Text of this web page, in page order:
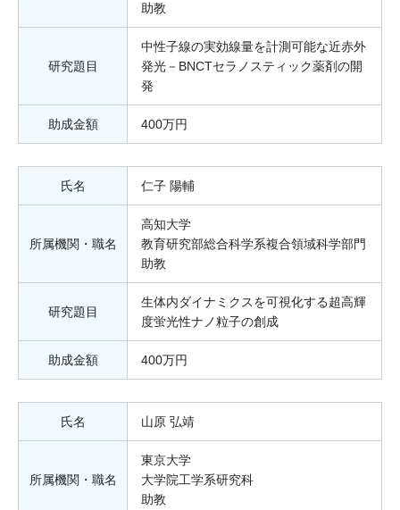
助教
研究題目
中性子線の実効線量を計測可能な近赤外
発光－BNCTセラノスティック薬剤の開
発
助成金額 400万円
氏名 仁子 陽輔
所属機関・職名
高知大学
教育研究部総合科学系複合領域科学部門
助教
研究題目
生体内ダイナミクスを可視化する超高輝
度蛍光性ナノ粒子の創成
助成金額 400万円
氏名 山原 弘靖
所属機関・職名
東京大学
大学院工学系研究科
助教